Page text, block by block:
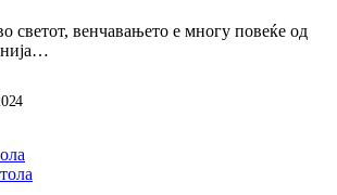
светот, венчавањето е многу повеќе од